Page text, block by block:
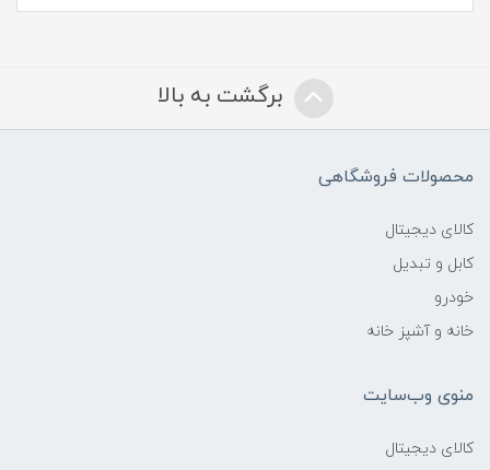
برگشت به بالا
محصولات فروشگاهی
کالای دیجیتال
کابل و تبدیل
خودرو
خانه و آشپز خانه
منوی وب‌سایت
کالای دیجیتال